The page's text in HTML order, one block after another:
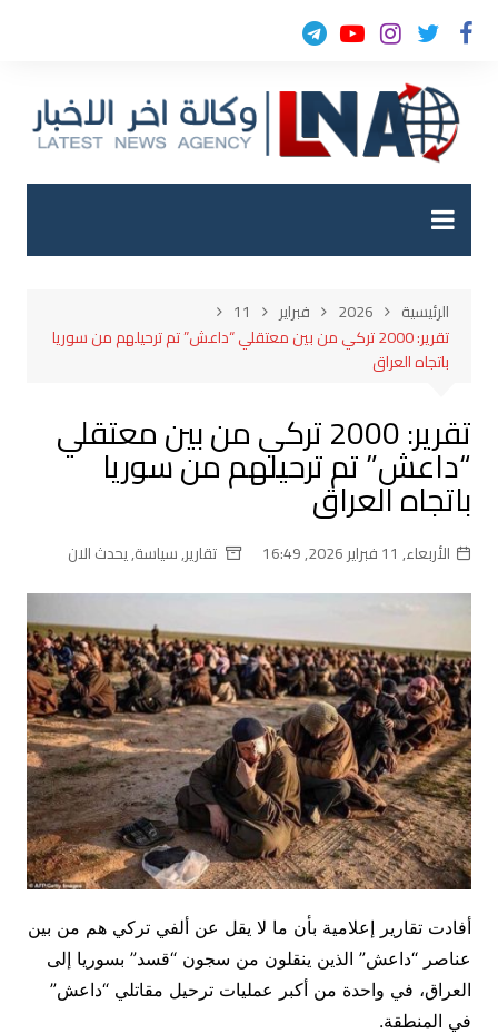
التجاوز
الرئيسية 2026 فبراير
11
تقرير: 2000 تركي من بين معتقلي “داعش” تم ترحيلهم من سوريا
باتجاه العراق
تقرير: 2000 تركي من بين معتقلي
“داعش” تم ترحيلهم من سوريا
باتجاه العراق
الأربعاء, 11 فبراير 2026, 16:49 تقارير,سياسة,يحدث الان
أفادت تقارير إعلامية بأن ما لا يقل عن ألفي تركي هم من بين
عناصر “داعش” الذين ينقلون من سجون “قسد” بسوريا إلى
العراق، في واحدة من أكبر عمليات ترحيل مقاتلي “داعش”
في المنطقة.